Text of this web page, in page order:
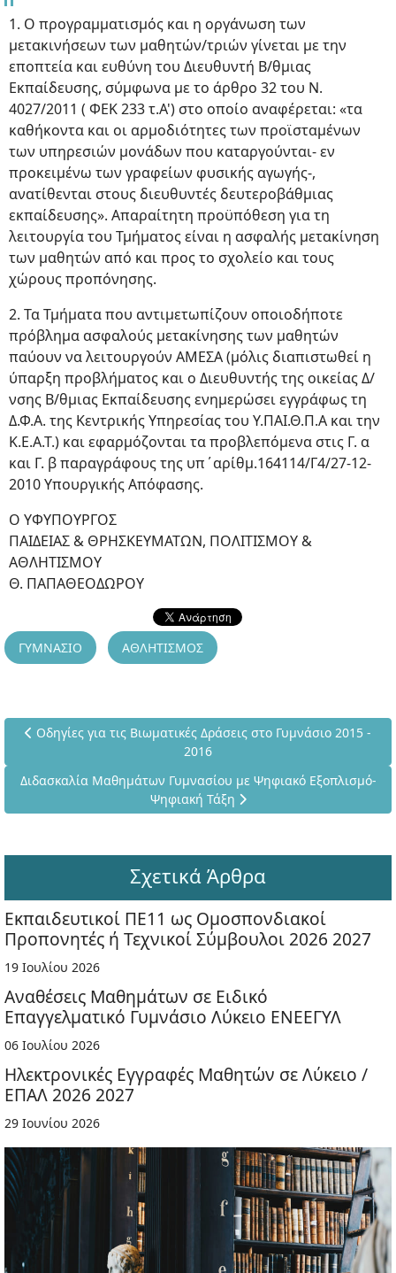
1. Ο προγραμματισμός και η οργάνωση των
μετακινήσεων των μαθητών/τριών γίνεται με την
εποπτεία και ευθύνη του Διευθυντή Β/θμιας
Εκπαίδευσης, σύμφωνα με το άρθρο 32 του Ν.
4027/2011 ( ΦΕΚ 233 τ.Α') στο οποίο αναφέρεται: «τα
καθήκοντα και οι αρμοδιότητες των προϊσταμένων
των υπηρεσιών μονάδων που καταργούνται- εν
προκειμένω των γραφείων φυσικής αγωγής-,
ανατίθενται στους διευθυντές δευτεροβάθμιας
εκπαίδευσης». Απαραίτητη προϋπόθεση για τη
λειτουργία του Τμήματος είναι η ασφαλής μετακίνηση
των μαθητών από και προς το σχολείο και τους
χώρους προπόνησης.
2. Τα Τμήματα που αντιμετωπίζουν οποιοδήποτε
πρόβλημα ασφαλούς μετακίνησης των μαθητών
παύουν να λειτουργούν ΑΜΕΣΑ (μόλις διαπιστωθεί η
ύπαρξη προβλήματος και ο Διευθυντής της οικείας Δ/
νσης Β/θμιας Εκπαίδευσης ενημερώσει εγγράφως τη
Δ.Φ.Α. της Κεντρικής Υπηρεσίας του Υ.ΠΑΙ.Θ.Π.Α και την
Κ.Ε.Α.Τ.) και εφαρμόζονται τα προβλεπόμενα στις Γ. α
και Γ. β παραγράφους της υπ΄αρίθμ.164114/Γ4/27-12-
2010 Υπουργικής Απόφασης.
Ο ΥΦΥΠΟΥΡΓΟΣ
ΠΑΙΔΕΙΑΣ & ΘΡΗΣΚΕΥΜΑΤΩΝ, ΠΟΛΙΤΙΣΜΟΥ &
ΑΘΛΗΤΙΣΜΟΥ
Θ. ΠΑΠΑΘΕΟΔΩΡΟΥ
ΓΥΜΝΑΣΙΟ ΑΘΛΗΤΙΣΜΟΣ
Προηγούμενο άρθρο: Οδηγίες για τις Βιωματικές Δράσεις στο
Οδηγίες για τις Βιωματικές Δράσεις στο Γυμνάσιο 2015 -
2016
Επόμενο άρθρο: Διδασκαλία Μαθημάτων Γυμνασίου με
Διδασκαλία Μαθημάτων Γυμνασίου με Ψηφιακό Εξοπλισμό-
Ψηφιακή Τάξη
Σχετικά Άρθρα
Εκπαιδευτικοί ΠΕ11 ως Ομοσπονδιακοί
Προπονητές ή Τεχνικοί Σύμβουλοι 2026 2027
19 Ιουλίου 2026
Αναθέσεις Μαθημάτων σε Ειδικό
Επαγγελματικό Γυμνάσιο Λύκειο ΕΝΕΕΓΥΛ
06 Ιουλίου 2026
Ηλεκτρονικές Εγγραφές Μαθητών σε Λύκειο /
ΕΠΑΛ 2026 2027
29 Ιουνίου 2026